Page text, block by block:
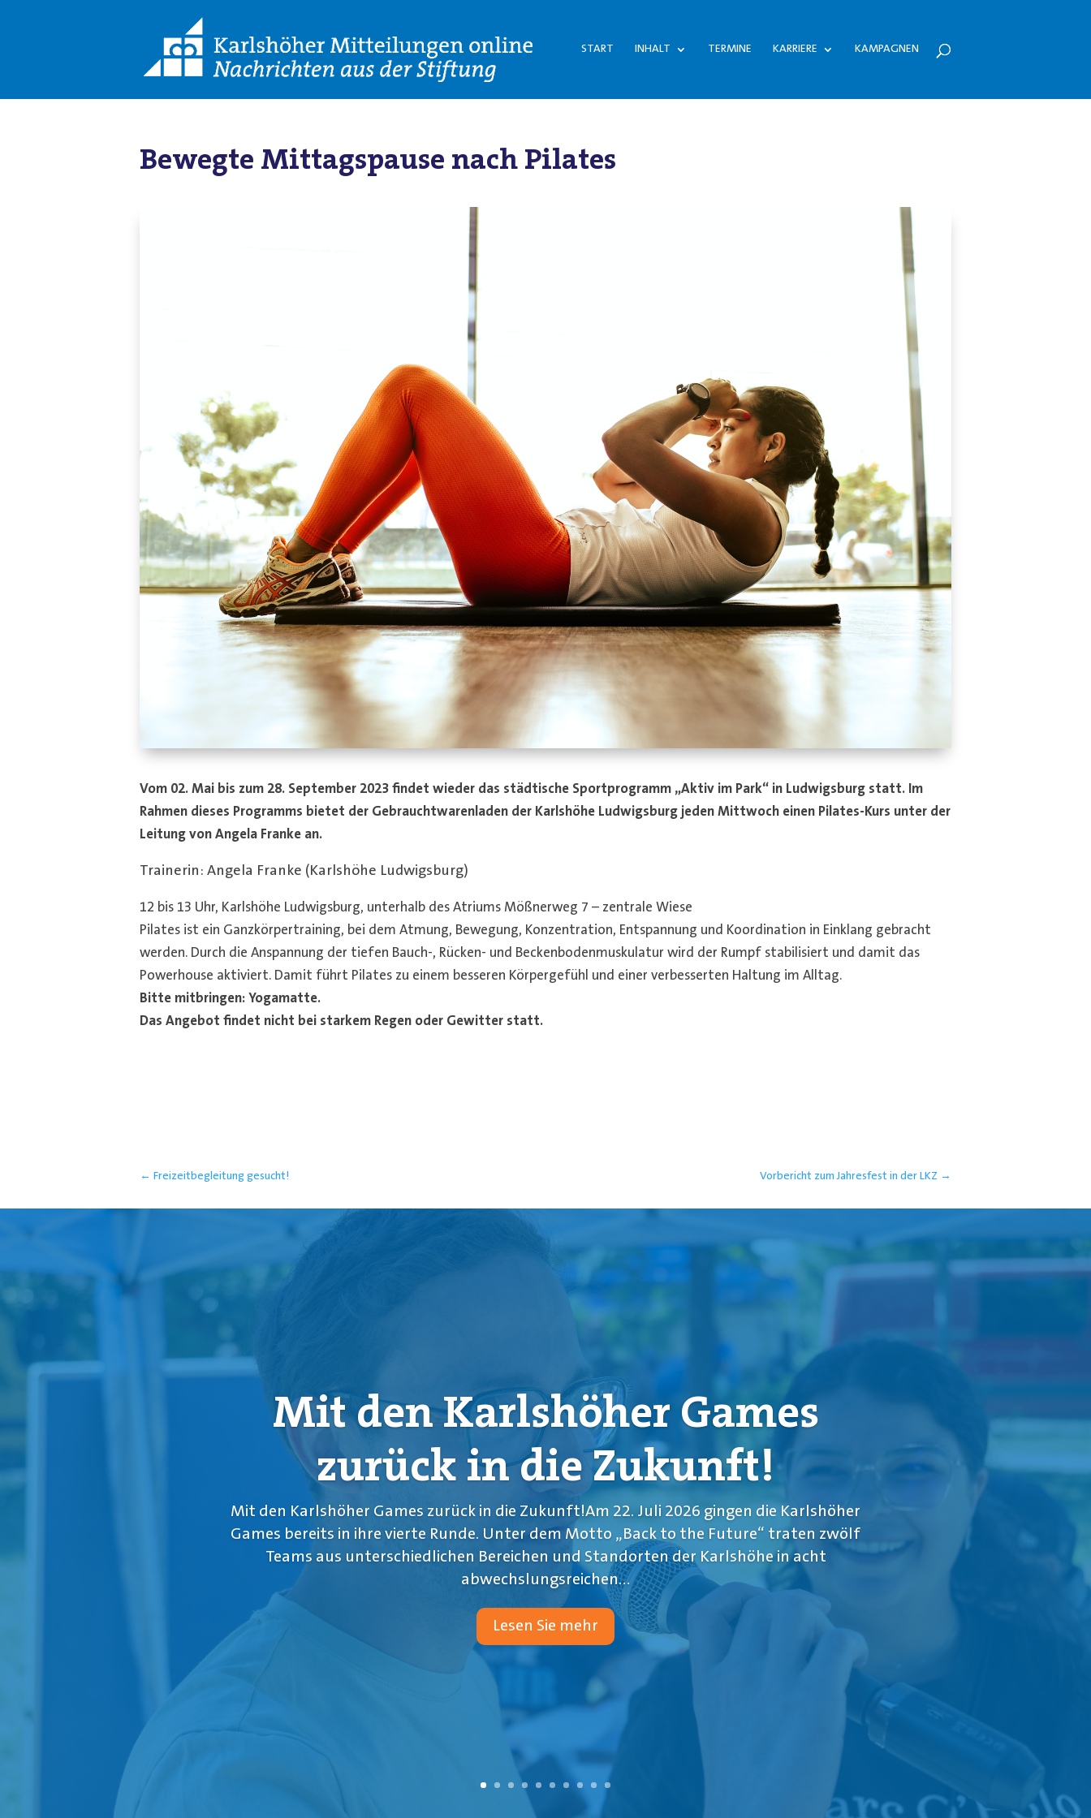
START INHALT TERMINE KARRIERE KAMPAGNEN
Bewegte Mittagspause nach Pilates
Vom 02. Mai bis zum 28. September 2023 findet wieder das städtische Sportprogramm „Aktiv im Park“ in Ludwigsburg statt. Im
Rahmen dieses Programms bietet der Gebrauchtwarenladen der Karlshöhe Ludwigsburg jeden Mittwoch einen Pilates-Kurs unter der
Leitung von Angela Franke an.
Trainerin: Angela Franke (Karlshöhe Ludwigsburg)
12 bis 13 Uhr, Karlshöhe Ludwigsburg, unterhalb des Atriums Mößnerweg 7 – zentrale Wiese
Pilates ist ein Ganzkörpertraining, bei dem Atmung, Bewegung, Konzentration, Entspannung und Koordination in Einklang gebracht
werden. Durch die Anspannung der tiefen Bauch-, Rücken- und Beckenbodenmuskulatur wird der Rumpf stabilisiert und damit das
Powerhouse aktiviert. Damit führt Pilates zu einem besseren Körpergefühl und einer verbesserten Haltung im Alltag.
Bitte mitbringen: Yogamatte.
Das Angebot findet nicht bei starkem Regen oder Gewitter statt.
← Freizeitbegleitung gesucht! Vorbericht zum Jahresfest in der LKZ →
Mit den Karlshöher Games
zurück in die Zukunft!
Mit den Karlshöher Games zurück in die Zukunft!Am 22. Juli 2026 gingen die Karlshöher
Games bereits in ihre vierte Runde. Unter dem Motto „Back to the Future“ traten zwölf
Teams aus unterschiedlichen Bereichen und Standorten der Karlshöhe in acht
abwechslungsreichen...
Lesen Sie mehr